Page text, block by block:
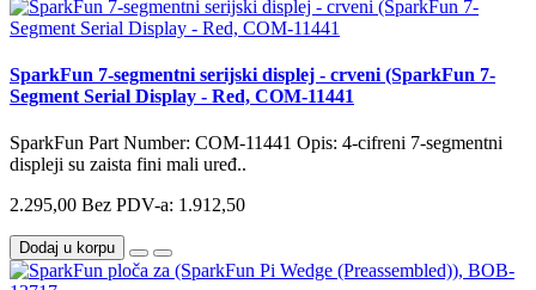
SparkFun 7-segmentni serijski displej - crveni (SparkFun 7-
Segment Serial Display - Red, COM-11441
SparkFun Part Number: COM-11441 Opis: 4-cifreni 7-segmentni
displeji su zaista fini mali uređ..
2.295,00 Bez PDV-a: 1.912,50
Dodaj u korpu